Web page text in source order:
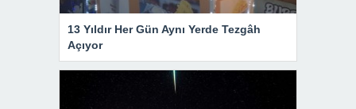
13 Yıldır Her Gün Aynı Yerde Tezgâh
Açıyor